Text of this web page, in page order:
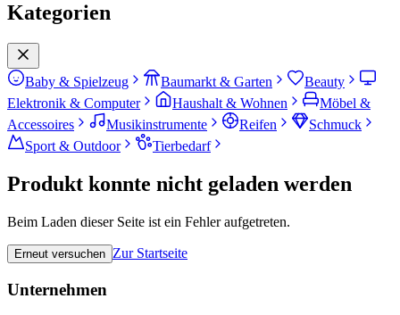
Kategorien
Baby & Spielzeug Baumarkt & Garten
Beauty
Elektronik & Computer
Haushalt & Wohnen
Möbel &
Accessoires
Musikinstrumente Reifen
Schmuck
Sport & Outdoor
Tierbedarf
Produkt konnte nicht geladen werden
Beim Laden dieser Seite ist ein Fehler aufgetreten.
Erneut versuchen Zur Startseite
Unternehmen